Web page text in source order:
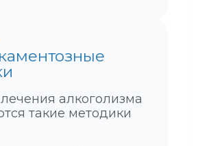
алкоголизма
такие методики